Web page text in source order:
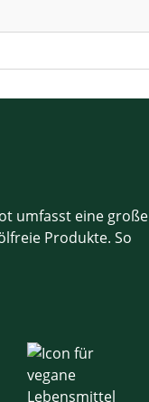
umfasst eine große
Produkte. So